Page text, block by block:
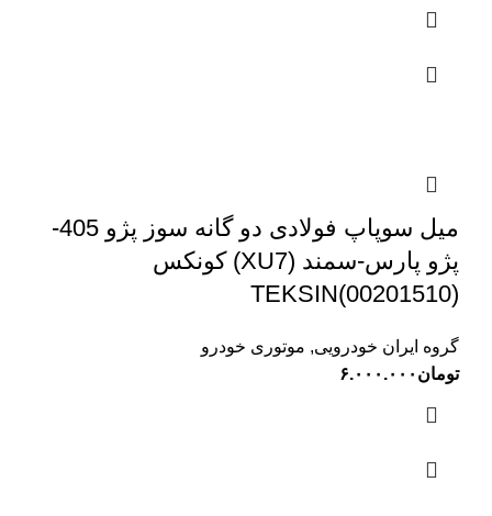
میل سوپاپ فولادی دو گانه سوز پژو 405-
پژو پارس-سمند (XU7) کونکس
TEKSIN(00201510)
گروه ایران خودرویی, موتوری خودرو
تومان ۶.۰۰۰.۰۰۰